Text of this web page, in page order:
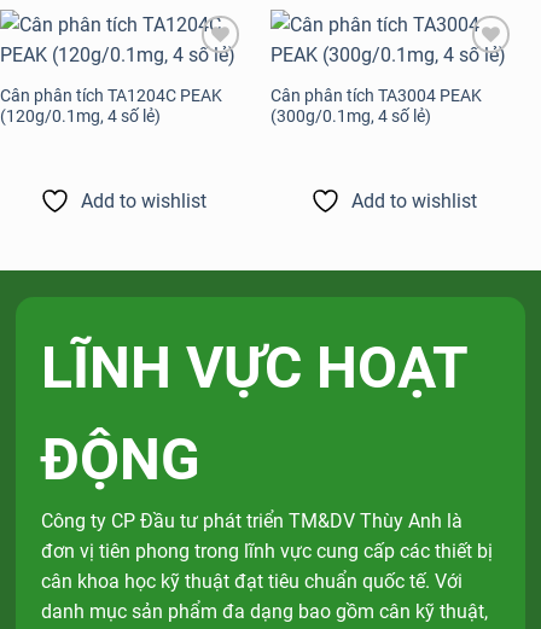
Add to
wishlist
Cân phân tích TA1204C PEAK
(120g/0.1mg, 4 số lẻ)
Add to wishlist
Add to
wishlist
Cân phân tích TA3004 PEAK
(300g/0.1mg, 4 số lẻ)
Add to wishlist
LĨNH VỰC HOẠT
ĐỘNG
Công ty CP Đầu tư phát triển TM&DV Thùy Anh là
đơn vị tiên phong trong lĩnh vực cung cấp các thiết bị
cân khoa học kỹ thuật đạt tiêu chuẩn quốc tế. Với
danh mục sản phẩm đa dạng bao gồm cân kỹ thuật,